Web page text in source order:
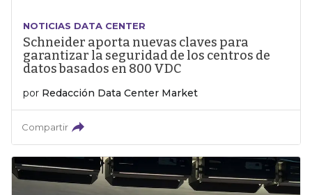
NOTICIAS DATA CENTER
Schneider aporta nuevas claves para
garantizar la seguridad de los centros de
datos basados en 800 VDC
por Redacción Data Center Market
Compartir